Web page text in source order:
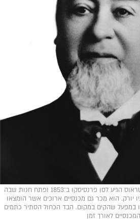
הרוכל היהודי יליד גרמניה לוי שטראוס הגיע לסן פרנסיסקו ב־1853 ופתח חנות שבה
יורק. הוא מכר גם מכנסיים ארוכים אשר הומצאו
במפעל שהקים במקום. הבד הכחול הסתיר כתמים
לאורך זמן